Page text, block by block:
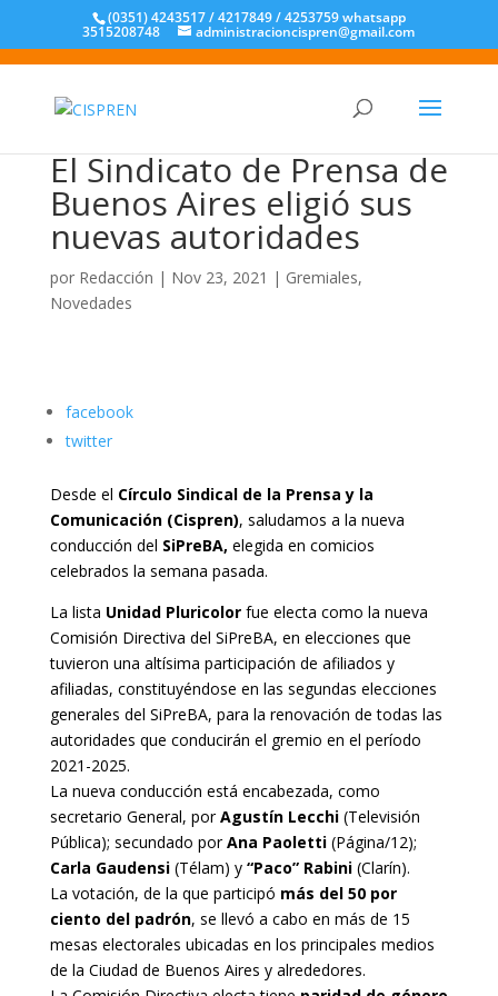
(0351) 4243517 / 4217849 / 4253759 whatsapp
3515208748 administracioncispren@gmail.com
El Sindicato de Prensa de
Buenos Aires eligió sus
nuevas autoridades
por Redacción | Nov 23, 2021 | Gremiales,
Novedades
facebook
twitter
Desde el Círculo Sindical de la Prensa y la
Comunicación (Cispren), saludamos a la nueva
conducción del SiPreBA, elegida en comicios
celebrados la semana pasada.
La lista Unidad Pluricolorfue electa como la nueva
Comisión Directiva del SiPreBA, en elecciones que
tuvieron una altísima participación de afiliados y
afiliadas, constituyéndose en las segundas elecciones
generales del SiPreBA, para la renovación de todas las
autoridades que conducirán el gremio en el período
2021-2025.
La nueva conducción está encabezada, como
secretario General, porAgustín Lecchi(Televisión
Pública); secundado porAna Paoletti(Página/12);
Carla Gaudensi(Télam) y “Paco” Rabini(Clarín).
La votación, de la que participó más del 50 por
ciento del padrón, se llevó a cabo en más de 15
mesas electorales ubicadas en los principales medios
de la Ciudad de Buenos Aires y alrededores.